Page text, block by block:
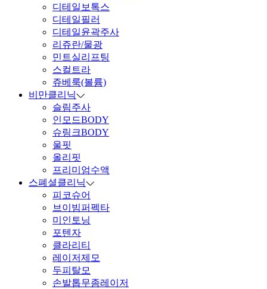
디테일보톡스
디테일필러
디테일윤곽주사
리쥬란/물광
민트실리프팅
스컬트라
쥬베룩(볼륨)
비만클리닉
슬림주사
인모드BODY
슈링크BODY
울핏
올리핏
프리미엄수액
스폐셜클리닉
피코슈어
브이빔퍼펙타
미인토닝
포텐자
클라리티
레이저제모
두피탈모
손발톱무좀레이저